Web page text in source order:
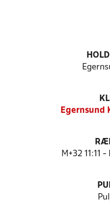
Egernsund
M+32 11:11